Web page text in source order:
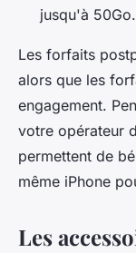
jusqu'à 50Go.
Les forfaits
alors que les
engagement.
votre opérateur
permettent de
même iPhone
Les